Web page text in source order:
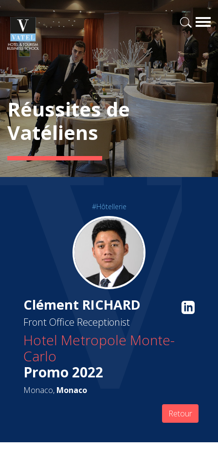
Réussites de
Vatéliens
#Hôtellerie
Clément RICHARD
Front Office Receptionist
Hotel Metropole Monte-
Carlo
Promo 2022
Monaco, Monaco
Retour